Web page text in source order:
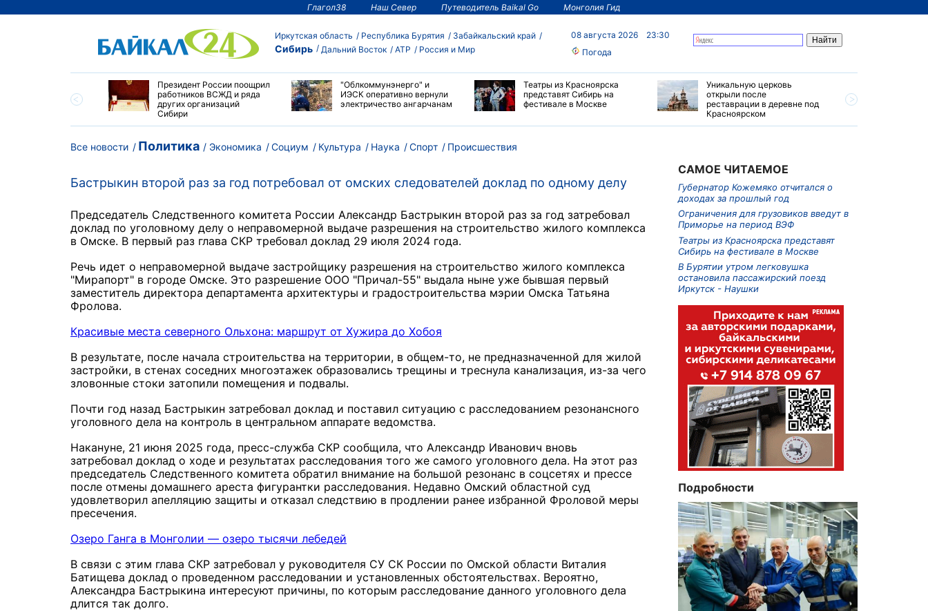
Глагол38 Наш Север Путеводитель Baikal Go Монголия Гид
Иркутская область Республика Бурятия Забайкальский край
Сибирь Дальний Восток АТР Россия и Мир
08 августа 2026
23:30
Погода
Президент России поощрил
работников ВСЖД и ряда
других организаций
Сибири
"Облкоммунэнерго" и
ИЭСК оперативно вернули
электричество ангарчанам
Театры из Красноярска
представят Сибирь на
фестивале в Москве
Уникальную церковь
открыли после
реставрации в деревне под
Красноярском
Все новости Политика Экономика Социум Культура Наука Спорт Происшествия
Бастрыкин второй раз за год потребовал от омских следователей доклад по одному делу
Председатель Следственного комитета России Александр Бастрыкин второй раз за год затребовал
доклад по уголовному делу о неправомерной выдаче разрешения на строительство жилого комплекса
в Омске. В первый раз глава СКР требовал доклад 29 июля 2024 года.
Речь идет о неправомерной выдаче застройщику разрешения на строительство жилого комплекса
"Мирапорт" в городе Омске. Это разрешение ООО "Причал-55" выдала ныне уже бывшая первый
заместитель директора департамента архитектуры и градостроительства мэрии Омска Татьяна
Фролова.
Красивые места северного Ольхона: маршрут от Хужира до Хобоя
В результате, после начала строительства на территории, в общем-то, не предназначенной для жилой
застройки, в стенах соседних многоэтажек образовались трещины и треснула канализация, из-за чего
зловонные стоки затопили помещения и подвалы.
Почти год назад Бастрыкин затребовал доклад и поставил ситуацию с расследованием резонансного
уголовного дела на контроль в центральном аппарате ведомства.
Накануне, 21 июня 2025 года, пресс-служба СКР сообщила, что Александр Иванович вновь
затребовал доклад о ходе и результатах расследования того же самого уголовного дела. На этот раз
председатель Следственного комитета обратил внимание на большой резонанс в соцсетях и прессе
после отмены домашнего ареста фигурантки расследования. Недавно Омский областной суд
удовлетворил апелляцию защиты и отказал следствию в продлении ранее избранной Фроловой меры
пресечения.
Озеро Ганга в Монголии — озеро тысячи лебедей
В связи с этим глава СКР затребовал у руководителя СУ СК России по Омской области Виталия
Батищева доклад о проведенном расследовании и установленных обстоятельствах. Вероятно,
Александра Бастрыкина интересуют причины, по которым расследование данного уголовного дела
длится так долго.
САМОЕ ЧИТАЕМОЕ
Губернатор Кожемяко отчитался о
доходах за прошлый год
Ограничения для грузовиков введут в
Приморье на период ВЭФ
Театры из Красноярска представят
Сибирь на фестивале в Москве
В Бурятии утром легковушка
остановила пассажирский поезд
Иркутск - Наушки
Подробности